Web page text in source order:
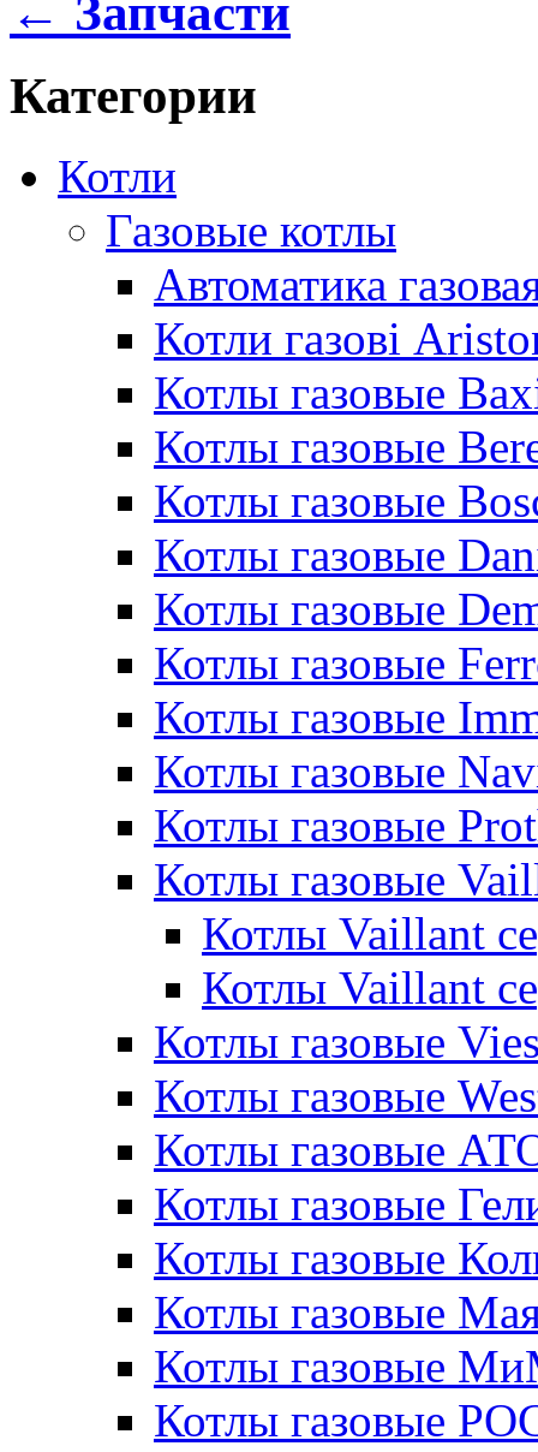
← Запчасти
Категории
Котли
Газовые котлы
Автоматика
Котли газові
Котлы газовые
Котлы газовые
Котлы газовые
Котлы газовые
Котлы газовые
Котлы газовые
Котлы газовые
Котлы газовые
Котлы газовые
Котлы газовые
Котлы Vaillant
Котлы Vaillant
Котлы газовые
Котлы газовые
Котлы газовые
Котлы газовые
Котлы газовые
Котлы газовые
Котлы газовые
Котлы газовые